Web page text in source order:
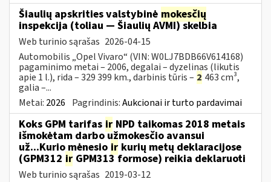
Šiaulių apskrities valstybinė mokesčių
inspekcija (toliau — Šiaulių AVMI) skelbia
Web turinio sąrašas 2026-04-15
Automobilis „Opel Vivaro“ (VIN: W0LJ7BDB66V614168)
pagaminimo metai – 2006, degalai – dyzelinas (likutis
apie 1 l.), rida – 329 399 km., darbinis tūris – 2 463 cm³,
galia –...
Metai: 2026 Pagrindinis:Aukcionai ir turto pardavimai
Koks GPM tarifas ir NPD taikomas 2018 metais
išmokėtam darbo užmokesčio avansui
už...Kurio mėnesio ir kurių metų deklaracijose
(GPM312 ir GPM313 formose) reikia deklaruoti
Web turinio sąrašas 2019-03-12